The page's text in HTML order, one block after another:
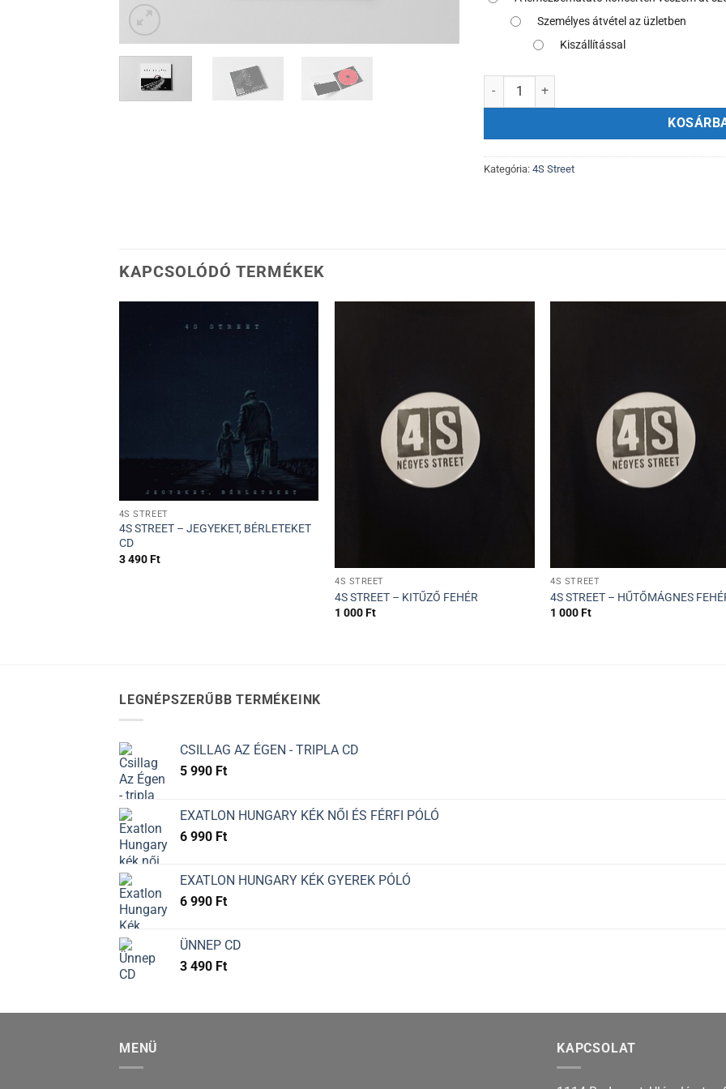
Személyes átvétel az üzletben
Kiszállítással
4S STREET – Négyes Járat CD mennyiség
Kategória: 4S Street
KAPCSOLÓDÓ TERMÉKEK
4S STREET
4S STREET – JEGYEKET, BÉRLETEKET
CD
3 490Ft
4S STREET
4S STREET – KITŰZŐ FEHÉR
1 000Ft
4S STREET
4S STREET – HŰTŐMÁGNES
1 000Ft
LEGNÉPSZERŰBB TERMÉKEINK
CSILLAG AZ ÉGEN - TRIPLA CD
5 990 Ft
EXATLON HUNGARY KÉK NŐI ÉS FÉRFI PÓLÓ
6 990 Ft
EXATLON HUNGARY KÉK GYEREK PÓLÓ
6 990 Ft
ÜNNEP CD
3 490 Ft
MENÜ KAPCSOLAT